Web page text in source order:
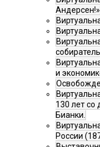
Андерсен!»
и
130 лет
Бианки.
России